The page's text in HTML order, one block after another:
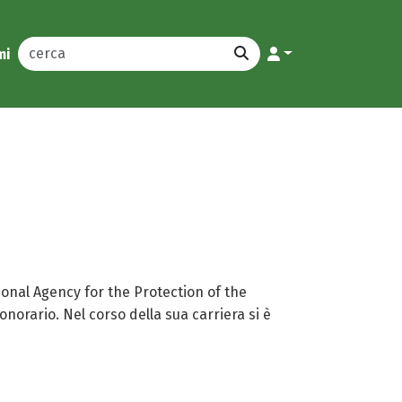
Agency for the Protection of the
Nel corso della sua carriera si è